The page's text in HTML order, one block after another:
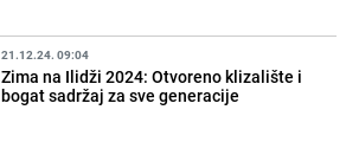
21.12.24. 09:04
Zima na Ilidži 2024: Otvoreno klizalište i
bogat sadržaj za sve generacije